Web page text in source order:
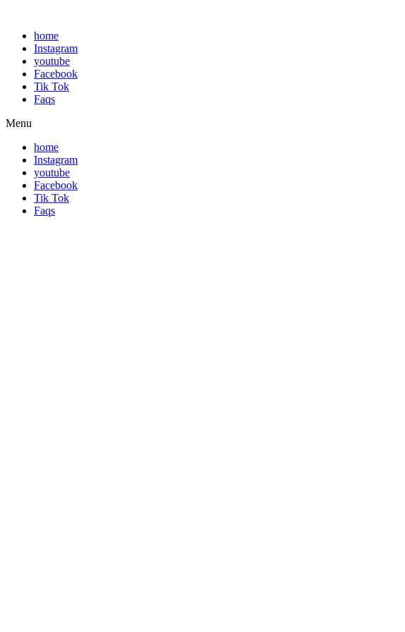
home
Instagram
youtube
Facebook
Tik Tok
Faqs
Menu
home
Instagram
youtube
Facebook
Tik Tok
Faqs